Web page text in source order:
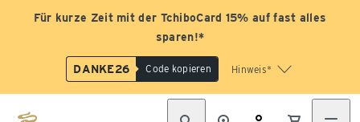
Für kurze Zeit mit der TchiboCard 15% auf fast alles
sparen!*
DANKE26 Code kopieren Hinweis*